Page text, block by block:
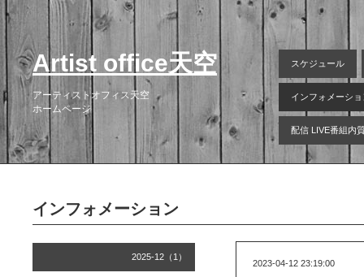
Artist office天空
アーティストオフィス天空
ホームページ
スケジュール
インフォメーショ
配信 LIVE番組内
2025-12（1）
インフォメーション
2023-04-12 23:19:00